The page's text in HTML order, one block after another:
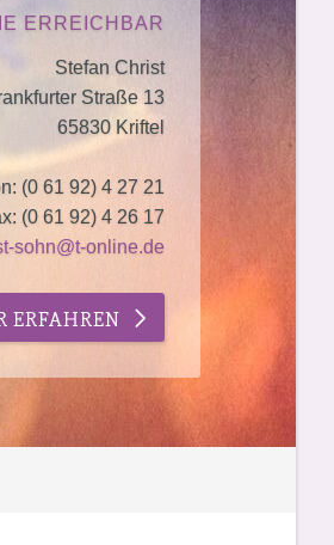
ERREICHBAR
Stefan Christ
Straße 13
65830 Kriftel
(0 61 92) 4 27 21
(0 61 92) 4 26 17
sohn@t-online.de
ERFAHREN